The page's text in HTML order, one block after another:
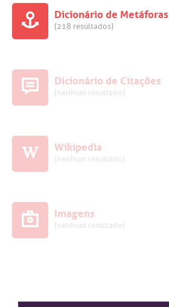
Dicionário de Metáforas
(218 resultados)
Dicionário de Citações
(nenhum resultado)
Wikipedia
(nenhum resultado)
Imagens
(nenhum resultado)